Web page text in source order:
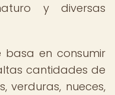
y diversas
basa en consumir
cantidades de
verduras, nueces,